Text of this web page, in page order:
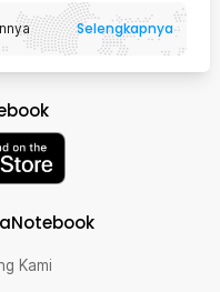
Selengkapnya
Kami